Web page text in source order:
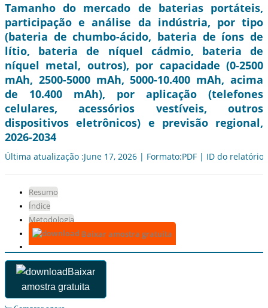
Tamanho do mercado de baterias portáteis,
participação e análise da indústria, por tipo
(bateria de chumbo-ácido, bateria de íons de
lítio, bateria de níquel cádmio, bateria de
níquel metal, outros), por capacidade (0-2500
mAh, 2500-5000 mAh, 5000-10.400 mAh, acima
de 10.400 mAh), por aplicação (telefones
celulares, acessórios vestíveis, outros
dispositivos eletrônicos) e previsão regional,
2026-2034
Última atualização :June 17, 2026 | Formato:PDF | ID do relatório:
Resumo
Índice
Metodologia
Baixar amostra gratuita
Baixar
amostra gratuita